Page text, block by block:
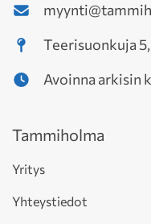
Teerisuonkuja
Avoinna arkisin
Tammiholma
Yritys
Yhteystiedot